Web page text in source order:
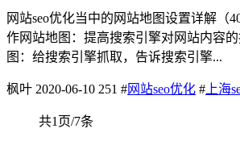
网站seo优化当中的网站地图设置详解（
作网站地图：提高搜索引擎对网站内容
图：给搜索引擎抓取，告诉搜索引擎...
枫叶 2020-06-10 251 #网站seo优化 # 上海
共1页/7条